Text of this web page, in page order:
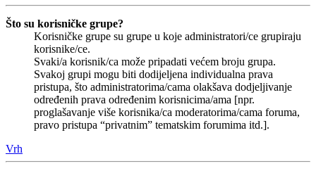
Što su korisničke grupe?
Korisničke grupe su grupe u koje administratori/ce grupiraju
korisnike/ce.
Svaki/a korisnik/ca može pripadati većem broju grupa.
Svakoj grupi mogu biti dodijeljena individualna prava
pristupa, što administratorima/cama olakšava dodjeljivanje
određenih prava određenim korisnicima/ama [npr.
proglašavanje više korisnika/ca moderatorima/cama foruma,
pravo pristupa “privatnim” tematskim forumima itd.].
Vrh